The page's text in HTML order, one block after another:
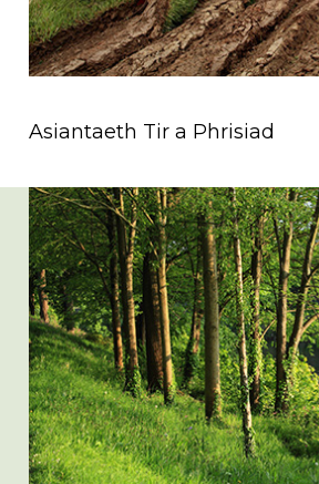
Asiantaeth Tir a Phrisiad